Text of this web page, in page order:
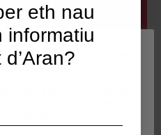
lòc web tà balhar ar usuari
e optimizada, en tot
accèpte er emplec de
pòt visitar "Configuracion
eth nau
informatiu
d’Aran?